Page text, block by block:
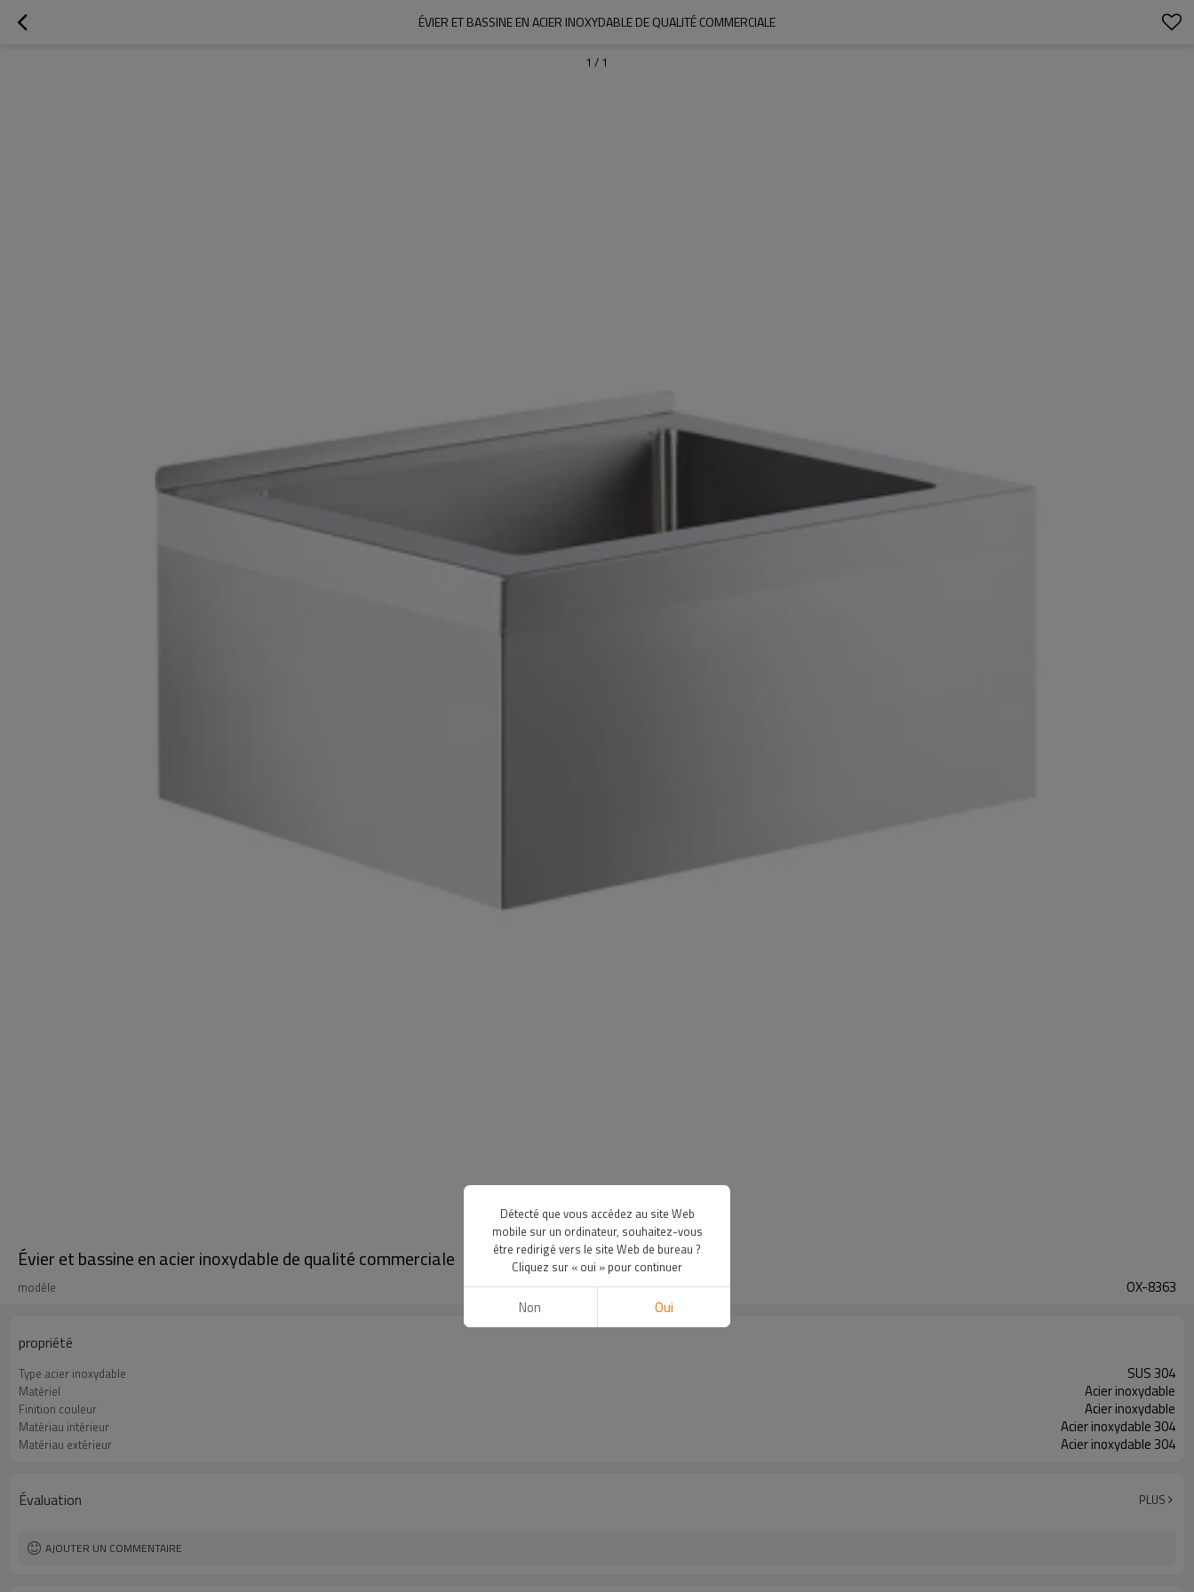
ÉVIER ET BASSINE EN ACIER INOXYDABLE DE QUALITÉ COMMERCIALE
1 / 1
Évier et bassine en acier inoxydable de qualité commerciale
modèle OX-8363
propriété
Type acier inoxydable SUS 304
Matériel Acier inoxydable
Finition couleur Acier inoxydable
Matériau intérieur Acier inoxydable 304
Matériau extérieur Acier inoxydable 304
Évaluation PLUS
AJOUTER UN COMMENTAIRE
Détecté que vous accédez au site Web
mobile sur un ordinateur, souhaitez-vous
être redirigé vers le site Web de bureau ?
Cliquez sur « oui » pour continuer
Non Oui